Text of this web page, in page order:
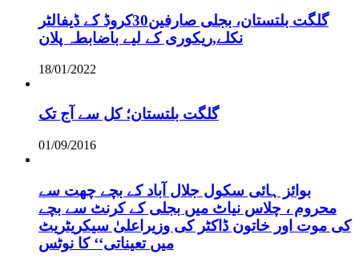
گلگت بلتستان، بجلی صارفین30کروڈ کے ڈیفالٹر
نکلے,ریکوری کے لیے باضابطہ پلان
18/01/2022
گلگت بلتستان؛ کل سے آج تک
01/09/2016
بوائز ہائی سکول جلال آباد کے بچے چھت سے
محروم ، چلاس نیاٹ میں بجلی کے کرنٹ سے بچے
کی موت اور خاتون ڈاکٹر کی وزیراعلیٰ سیکریٹریٹ
میں تعیناتی‘‘ کا نوٹس